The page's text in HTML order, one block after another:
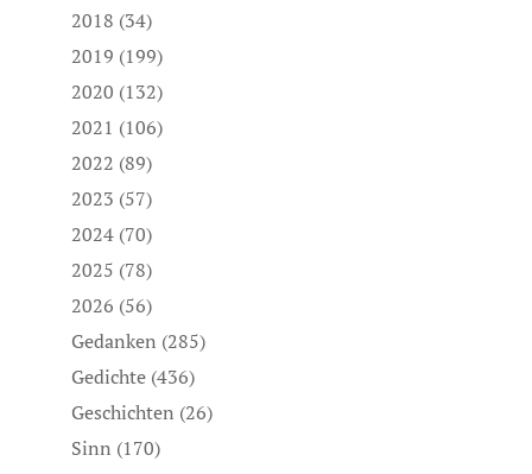
2018 (34)
2019 (199)
2020 (132)
2021 (106)
2022 (89)
2023 (57)
2024(70)
2025 (78)
2026 (56)
Gedanken (285)
Gedichte(436)
Geschichten (26)
Sinn (170)